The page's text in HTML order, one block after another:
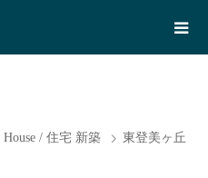
House / 住宅 新築
東登美ヶ丘